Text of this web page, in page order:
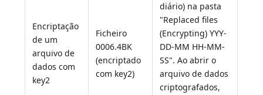
Encriptação
de um
arquivo de
dados com
key2
Ficheiro
0006.4BK
(encriptado
com key2)
diário) na pasta
"Replaced files
(Encrypting) YYY-
DD-MM HH-MM-
SS". Ao abrir o
arquivo de dados
criptografados,